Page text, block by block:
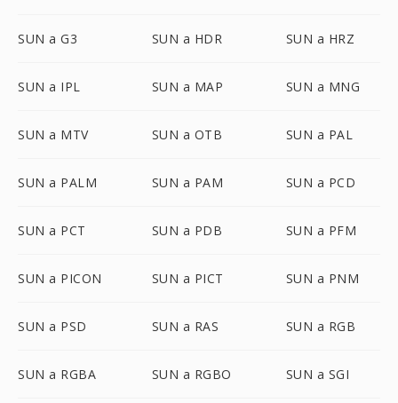
SUN a G3 SUN a HDR SUN a HRZ
SUN a IPL SUN a MAP SUN a MNG
SUN a MTV SUN a OTB SUN a PAL
SUN a PALM SUN a PAM SUN a PCD
SUN a PCT SUN a PDB SUN a PFM
SUN a PICON SUN a PICT SUN a PNM
SUN a PSD SUN a RAS SUN a RGB
SUN a RGBA SUN a RGBO SUN a SGI